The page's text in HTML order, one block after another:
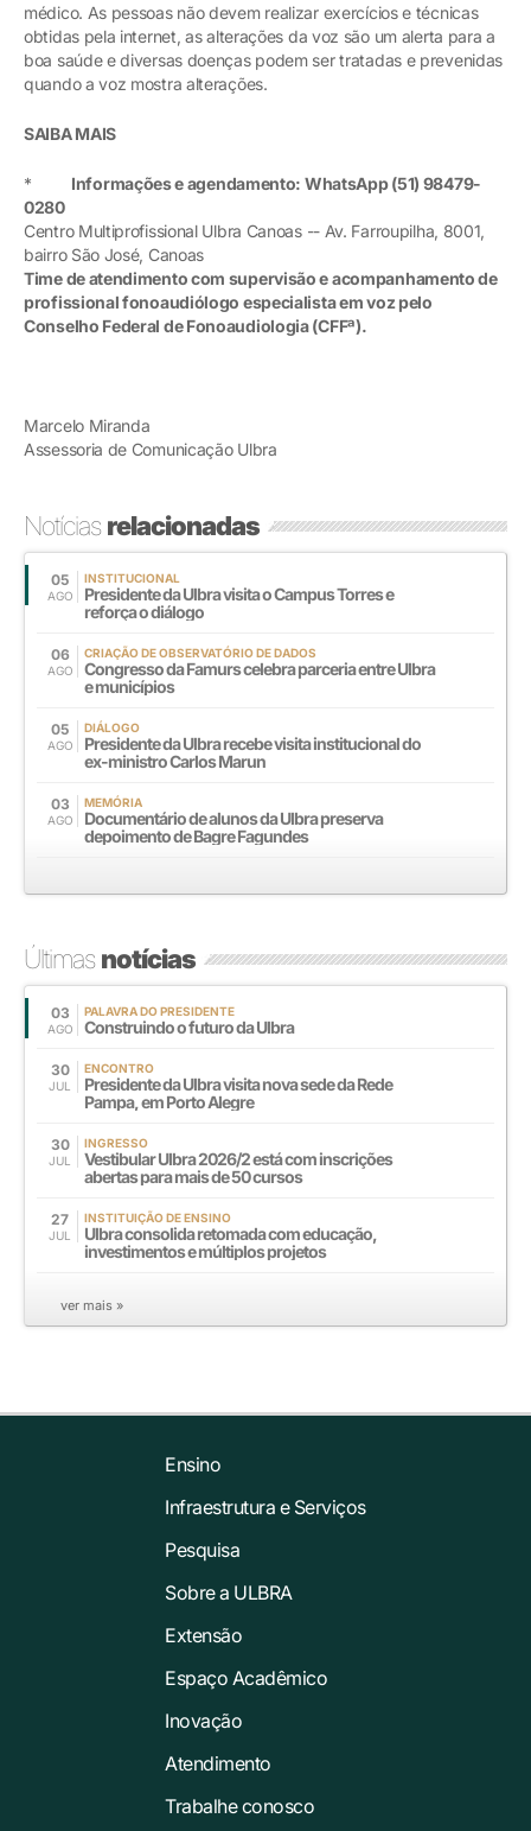
médico. As pessoas não devem realizar exercícios e técnicas
obtidas pela internet, as alterações da voz são um alerta para a
boa saúde e diversas doenças podem ser tratadas e prevenidas
quando a voz mostra alterações.
SAIBA MAIS
* Informações e agendamento: WhatsApp (51) 98479-
0280
Centro Multiprofissional Ulbra Canoas -- Av. Farroupilha, 8001,
bairro São José, Canoas
Time de atendimento com supervisão e acompanhamento de
profissional fonoaudiólogo especialista em voz pelo
Conselho Federal de Fonoaudiologia (CFFª).
Marcelo Miranda
Assessoria de Comunicação Ulbra
Notíciasrelacionadas
05
AGO
INSTITUCIONAL
Presidente da Ulbra visita o Campus Torres e
reforça o diálogo
06
AGO
CRIAÇÃO DE OBSERVATÓRIO DE DADOS
Congresso da Famurs celebra parceria entre Ulbra
e municípios
05
AGO
DIÁLOGO
Presidente da Ulbra recebe visita institucional do
ex-ministro Carlos Marun
03
AGO
MEMÓRIA
Documentário de alunos da Ulbra preserva
depoimento de Bagre Fagundes
Últimasnotícias
03
AGO
PALAVRA DO PRESIDENTE
Construindo o futuro da Ulbra
30
JUL
ENCONTRO
Presidente da Ulbra visita nova sede da Rede
Pampa, em Porto Alegre
30
JUL
INGRESSO
Vestibular Ulbra 2026/2 está com inscrições
abertas para mais de 50 cursos
27
JUL
INSTITUIÇÃO DE ENSINO
Ulbra consolida retomada com educação,
investimentos e múltiplos projetos
ver mais »
Ensino
Infraestrutura e Serviços
Pesquisa
Sobre a ULBRA
Extensão
Espaço Acadêmico
Inovação
Atendimento
Trabalhe conosco